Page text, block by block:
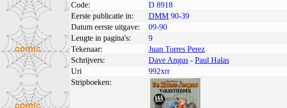
Code:
D 8918
Eerste publicatie in:
DMM 90-39
Datum eerste uitgave:
09-90
Lengte in pagina's:
9
Tekenaar:
Juan Torres Perez
Schrijvers:
Dave Angus - Paul Halas
Uri
992xrr
Stripboeken: